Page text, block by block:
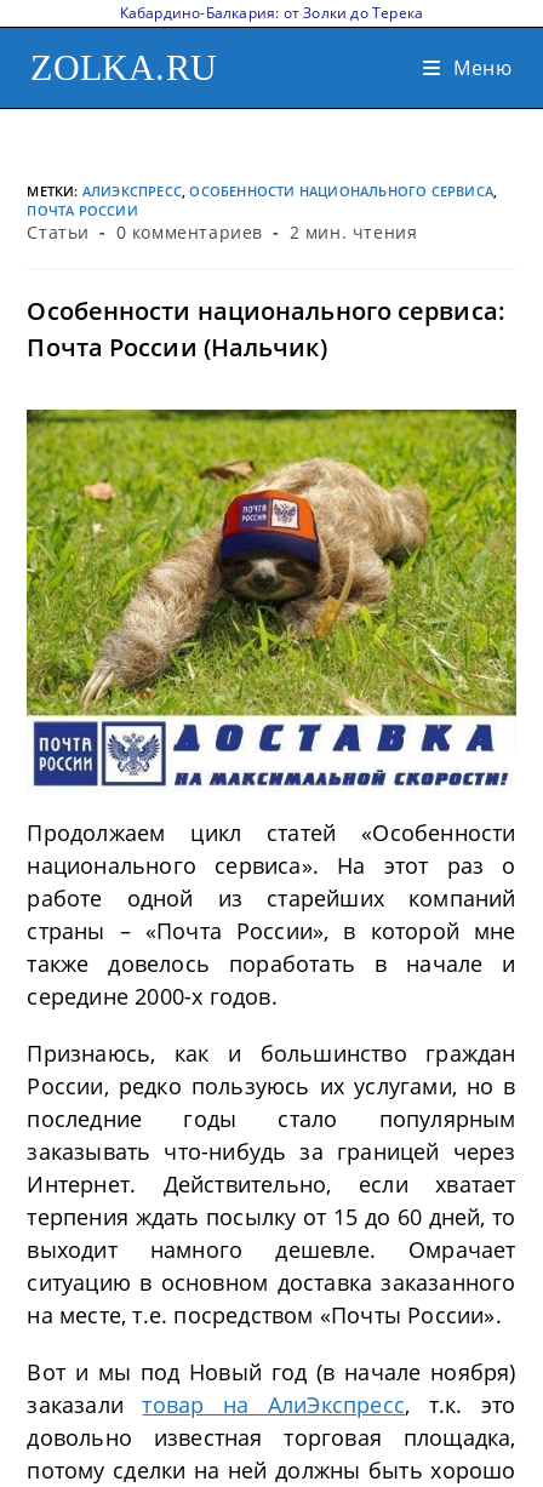
Кабардино-Балкария: от Золки до Терека
ZOLKA.RU Меню
МЕТКИ: АЛИЭКСПРЕСС, ОСОБЕННОСТИ НАЦИОНАЛЬНОГО СЕРВИСА,
ПОЧТА РОССИИ
Статьи 0 комментариев 2 мин. чтения
Особенности национального сервиса:
Почта России (Нальчик)
Продолжаем цикл статей «Особенности
национального сервиса». На этот раз о
работе одной из старейших компаний
страны – «Почта России», в которой мне
также довелось поработать в начале и
середине 2000-х годов.
Признаюсь, как и большинство граждан
России, редко пользуюсь их услугами, но в
последние годы стало популярным
заказывать что-нибудь за границей через
Интернет. Действительно, если хватает
терпения ждать посылку от 15 до 60 дней, то
выходит намного дешевле. Омрачает
ситуацию в основном доставка заказанного
на месте, т.е. посредством «Почты России».
Вот и мы под Новый год (в начале ноября)
заказалитовар на АлиЭкспресс, т.к. это
довольно известная торговая площадка,
потому сделки на ней должны быть хорошо